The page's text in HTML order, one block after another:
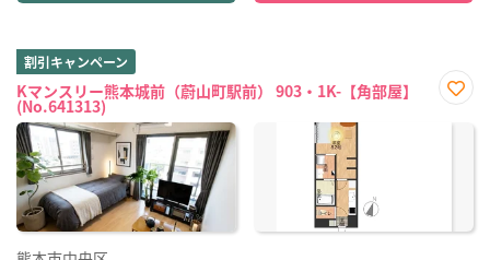
割引キャンペーン
Kマンスリー熊本城前（蔚山町駅前） 903・1K-【角部屋】
(No.641313)
に入